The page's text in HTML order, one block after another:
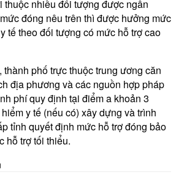
thuộc nhiều đối tượng được ngân
đóng nêu trên thì được hưởng mức
tế theo đối tượng có mức hỗ trợ cao
phố trực thuộc trung ương căn
địa phương và các nguồn hợp pháp
phí quy định tại điểm a khoản 3
y tế (nếu có) xây dựng và trình
tỉnh quyết định mức hỗ trợ đóng bảo
hỗ trợ tối thiểu.